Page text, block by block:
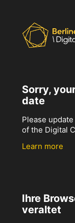
Sorry,
date
Please
of the Digital
Learn more
Ihre
veraltet